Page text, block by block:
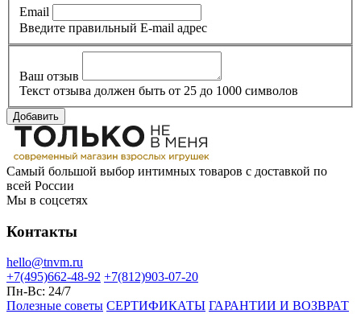
Email
Введите правильный E-mail адрес
Ваш отзыв
Текст отзыва должен быть от 25 до 1000 символов
Добавить
Самый большой выбор интимных товаров с доставкой по
всей России
Мы в соцсетях
Контакты
hello@tnvm.ru
+7(495)662-48-92 +7(812)903-07-20
Пн-Вс: 24/7
Полезные советы СЕРТИФИКАТЫ ГАРАНТИИ И ВОЗВРАТ